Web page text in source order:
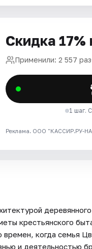
Скидка 17%
Применили: 2 557 раз
1 шаг.
Реклама. ООО "КАССИР.РУ-
крестьянского
когда семья
и деятельностью